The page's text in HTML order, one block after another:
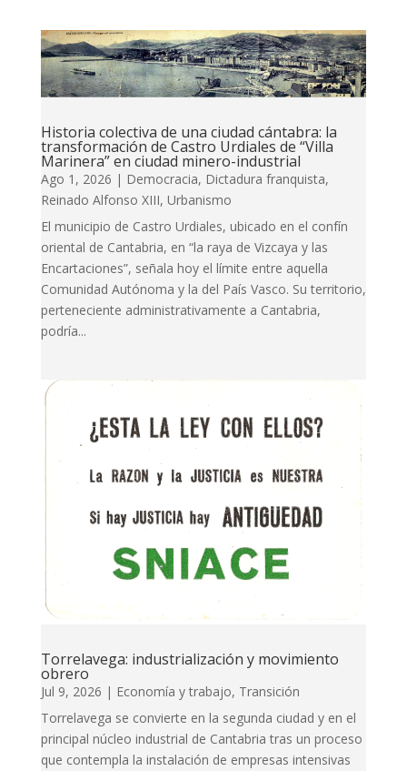
Historia colectiva de una ciudad cántabra: la
transformación de Castro Urdiales de “Villa
Marinera” en ciudad minero-industrial
Ago 1, 2026 | Democracia, Dictadura franquista,
Reinado Alfonso XIII, Urbanismo
El municipio de Castro Urdiales, ubicado en el confín
oriental de Cantabria, en “la raya de Vizcaya y las
Encartaciones”, señala hoy el límite entre aquella
Comunidad Autónoma y la del País Vasco. Su territorio,
perteneciente administrativamente a Cantabria,
podría...
Torrelavega: industrialización y movimiento
obrero
Jul 9, 2026 | Economía y trabajo, Transición
Torrelavega se convierte en la segunda ciudad y en el
principal núcleo industrial de Cantabria tras un proceso
que contempla la instalación de empresas intensivas